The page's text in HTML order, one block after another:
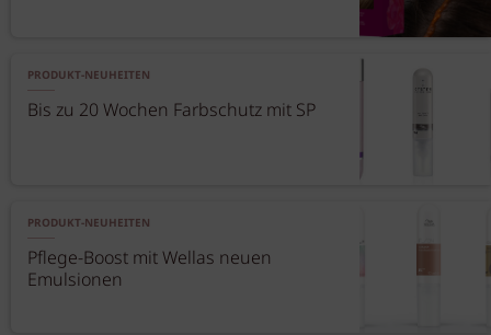
PRODUKT-NEUHEITEN
Bis zu 20 Wochen Farbschutz mit SP
PRODUKT-NEUHEITEN
Pflege-Boost mit Wellas neuen
Emulsionen